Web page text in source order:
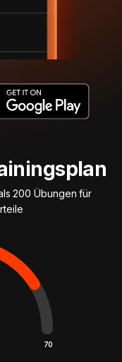
200 Übungen für
70